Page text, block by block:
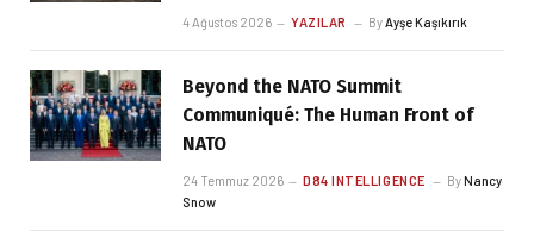
4 Ağustos 2026 YAZILAR ByAyşe Kaşıkırık
Beyond the NATO Summit
Communiqué: The Human Front of
NATO
24 Temmuz 2026 D84 INTELLIGENCE ByNancy
Snow